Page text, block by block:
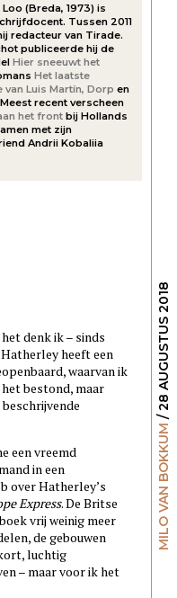
(Breda, 1973) is
Tussen 2011
redacteur van Tirade.
publiceerde hij de
Hier sneeuwt het
Het laatste
van Luis Martín, Dorp en
Meest recent verscheen
het front bij Hollands
met zijn
Andrii Kobaliia
MILO VAN BOKKUM
/ 28 AUGUSTUS 2018
denk ik – sinds
heeft een
waarvan ik
bestond, maar
een vreemd
in een
over Hatherley’s
Express. De Britse
vrij weinig meer
de gebouwen
luchtig
– maar voor ik het